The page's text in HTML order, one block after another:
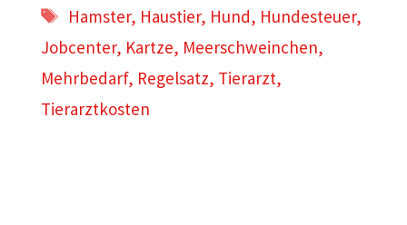
Schlagwörter
Hamster, Haustier, Hund, Hundesteuer,
Jobcenter, Kartze, Meerschweinchen,
Mehrbedarf, Regelsatz, Tierarzt,
Tierarztkosten